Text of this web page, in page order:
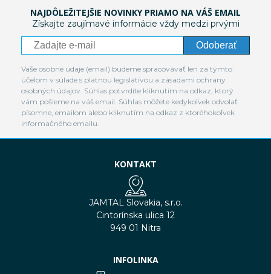
NAJDÔLEŽITEJŠIE NOVINKY PRIAMO NA VÁŠ EMAIL
Získajte zaujímavé informácie vždy medzi prvými
Odoberať
Vaše osobné údaje (email) budeme spracovávať len za týmto
účelom v súlade s platnou legislatívou a zásadami ochrany
osobných údajov. Súhlas potvrdíte kliknutím na odkaz, ktorý
vám pošleme na váš email. Súhlas môžete kedykoľvek odvolať
písomne, emailom alebo kliknutím na odkaz z ktoréhokoľvek
informačného emailu.
KONTAKT
JAMTAL Slovakia, s.r.o.
Cintorínska ulica 12
949 01 Nitra
INFOLINKA